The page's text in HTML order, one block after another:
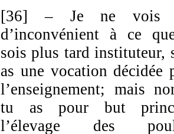
[36] – Je ne vois
d’inconvénient à ce
sois plus tard instituteur,
as une vocation décidée
l’enseignement; mais
tu as pour but
l’élevage des